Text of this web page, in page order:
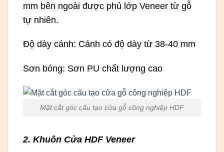
mm bên ngoài được phủ lớp Veneer từ gỗ
tự nhiên.
Độ dày cánh: Cánh có độ dày từ 38-40 mm
Sơn bóng: Sơn PU chất lượng cao
Mặt cắt góc cấu tạo cửa gỗ công nghiệp HDF
2. Khuôn Cửa HDF Veneer